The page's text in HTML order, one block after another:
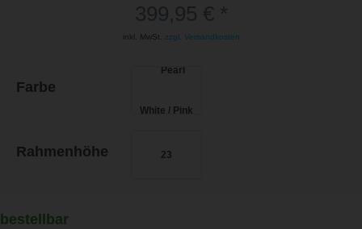
inkl. MwSt. zzgl. Versandkosten
Farbe
Rahmenhöhe 23
bestellbar